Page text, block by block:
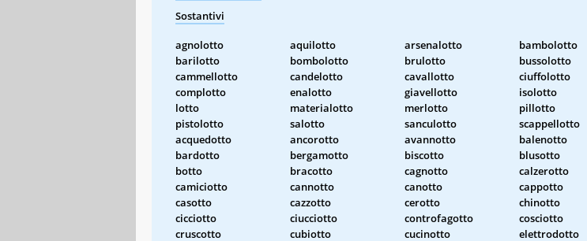
Sostantivi
agnolotto aquilotto arsenalotto
bambolotto
barilotto
bombolotto brulotto
bussolotto
cammellotto
candelotto cavallotto
ciuffolotto
complotto
enalotto giavellotto
isolotto
lotto
materialotto merlotto
pillotto
pistolotto
salotto sanculotto
scappellotto
acquedotto
ancorotto avannotto
balenotto
bardotto
bergamotto biscotto
blusotto
botto
bracotto cagnotto
calzerotto
camiciotto
cannotto canotto
cappotto
casotto
cazzotto cerotto
chinotto
cicciotto
ciucciotto controfagotto
cosciotto
cruscotto
cubiotto cucinotto
elettrodotto